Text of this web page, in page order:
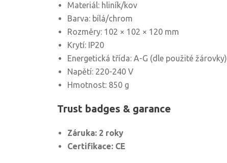
Materiál: hliník/kov
Barva: bílá/chrom
Rozměry: 102 × 102 × 120 mm
Krytí: IP20
Energetická třída: A-G (dle použité žárovky)
Napětí: 220-240 V
Hmotnost: 850 g
Trust badges & garance
Záruka: 2 roky
Certifikace: CE